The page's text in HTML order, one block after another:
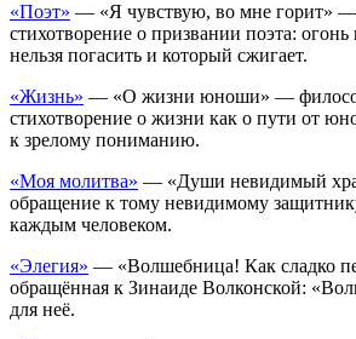
«Поэт» — «Я чувствую, во мне горит»
стихотворение о призвании поэта:
нельзя погасить и который сжигает.
«Жизнь» — «О жизни юноши» —
стихотворение о жизни как о пути от
к зрелому пониманию.
«Моя молитва» — «Души невидимый
обращение к тому невидимому
каждым человеком.
«Элегия» — «Волшебница! Как сладко
обращённая к Зинаиде Волконской:
для неё.